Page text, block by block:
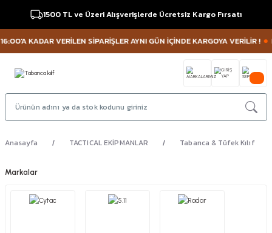
1500 TL ve Üzeri Alışverişlerde Ücretsiz Kargo Fırsatı
KADAR VERİLEN SİPARİŞLER AYNI GÜN İÇİNDE KARGOYA VERİLİR !
Anasayfa TACTICAL EKİPMANLAR Tabanca & Tüfek Kılıf
Markalar